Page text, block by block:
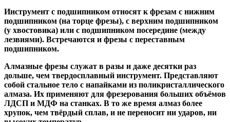
Инструмент с подшипником относят к фрезам с нижним
подшипником (на торце фрезы), с верхним подшипником
(у хвостовика) или с подшипником посередине (между
лезвиями). Встречаются и фрезы с переставным
подшипником.
Алмазные фрезы служат в разы и даже десятки раз
дольше, чем твердосплавный инструмент. Представляют
собой стальное тело с напайками из поликристаллического
алмаза. Их применяют для фрезерования больших объёмов
ЛДСП и МДФ на станках. В то же время алмаз более
хрупок, чем твёрдый сплав, и не переносит ни ударов, ни